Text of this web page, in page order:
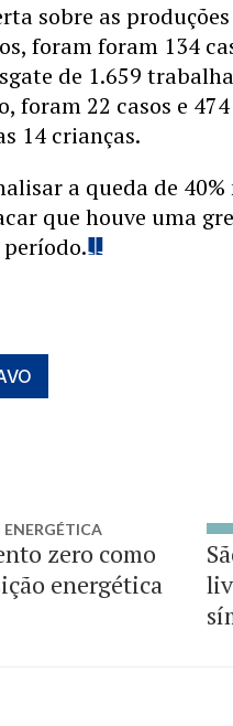
sobre as
foram foram 134
de 1.659
foram 22 casos e
14 crianças.
a queda de
que houve uma
zero como
energética